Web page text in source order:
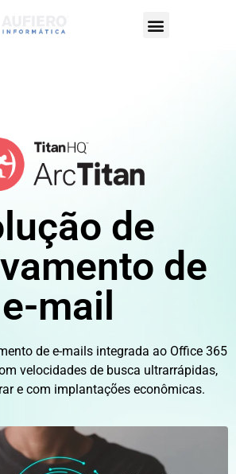
de
de
e-mail
de e-mails integrada ao Office 365
velocidades de busca ultrarrápidas,
e com implantações econômicas.